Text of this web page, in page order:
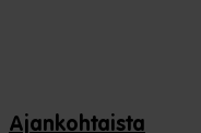
Ajankohtaista